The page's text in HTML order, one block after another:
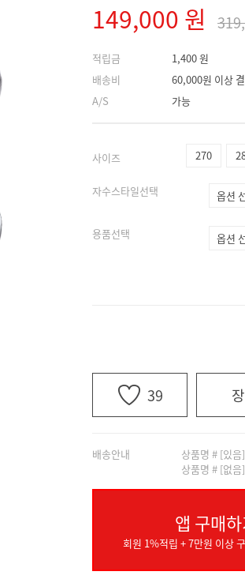
149,000 원
적립금
배송비
A/S
1,400 원
60,000원 이상
가능
사이즈 270
자수스타일선택
용품선택
39
배송안내
상품명 # [있
상품명 # [없
앱 구매
회원 1%적립 + 7만원 이상